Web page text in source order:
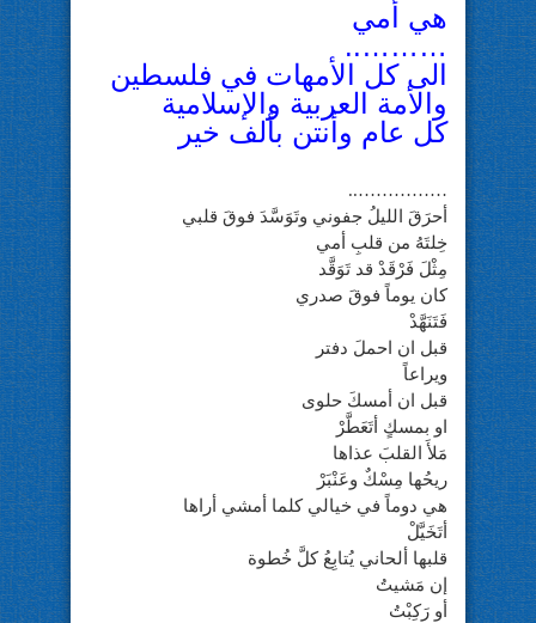
هي أمي
………..
الى كل الأمهات في فلسطين
والأمة العربية والإسلامية
كل عام وأنتن بألف خير
……………..
أحرَقَ الليلُ جفوني وتَوَسَّدَ فوقَ قلبي
خِلتَهُ من قلبِ أمي
مِثْلَ فَرْقَدْ قد تَوَقَّد
كان يوماً فوقَ صدري
فَتَنَهَّدْ
قبل ان احملَ دفتر
ويراعاً
قبل ان أمسكَ حلوى
او بمسكٍ أتَعَطَّرْ
مَلأَ القلبَ عذاها
ريحُها مِسْكٌ وعَنْبَرْ
هي دوماً في خيالي كلما أمشي أراها
أتَخَيَّلْ
قلبها ألحاني يُتابِعُ كلَّ خُطوة
إن مَشيتُ
أو رَكِبْتُ